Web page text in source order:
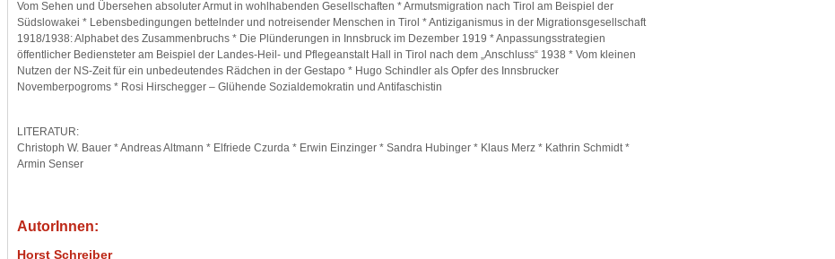
Vom Sehen und Übersehen absoluter Armut in wohlhabenden Gesellschaften * Armutsmigration nach Tirol am Beispiel der
Südslowakei * Lebensbedingungen bettelnder und notreisender Menschen in Tirol * Antiziganismus in der Migrationsgesellschaft
1918/1938: Alphabet des Zusammenbruchs * Die Plünderungen in Innsbruck im Dezember 1919 * Anpassungsstrategien
öffentlicher Bediensteter am Beispiel der Landes-Heil- und Pflegeanstalt Hall in Tirol nach dem „Anschluss“ 1938 * Vom kleinen
Nutzen der NS-Zeit für ein unbedeutendes Rädchen in der Gestapo * Hugo Schindler als Opfer des Innsbrucker
Novemberpogroms * Rosi Hirschegger – Glühende Sozialdemokratin und Antifaschistin
LITERATUR:
Christoph W. Bauer * Andreas Altmann * Elfriede Czurda * Erwin Einzinger * Sandra Hubinger * Klaus Merz * Kathrin Schmidt *
Armin Senser
AutorInnen:
Horst Schreiber